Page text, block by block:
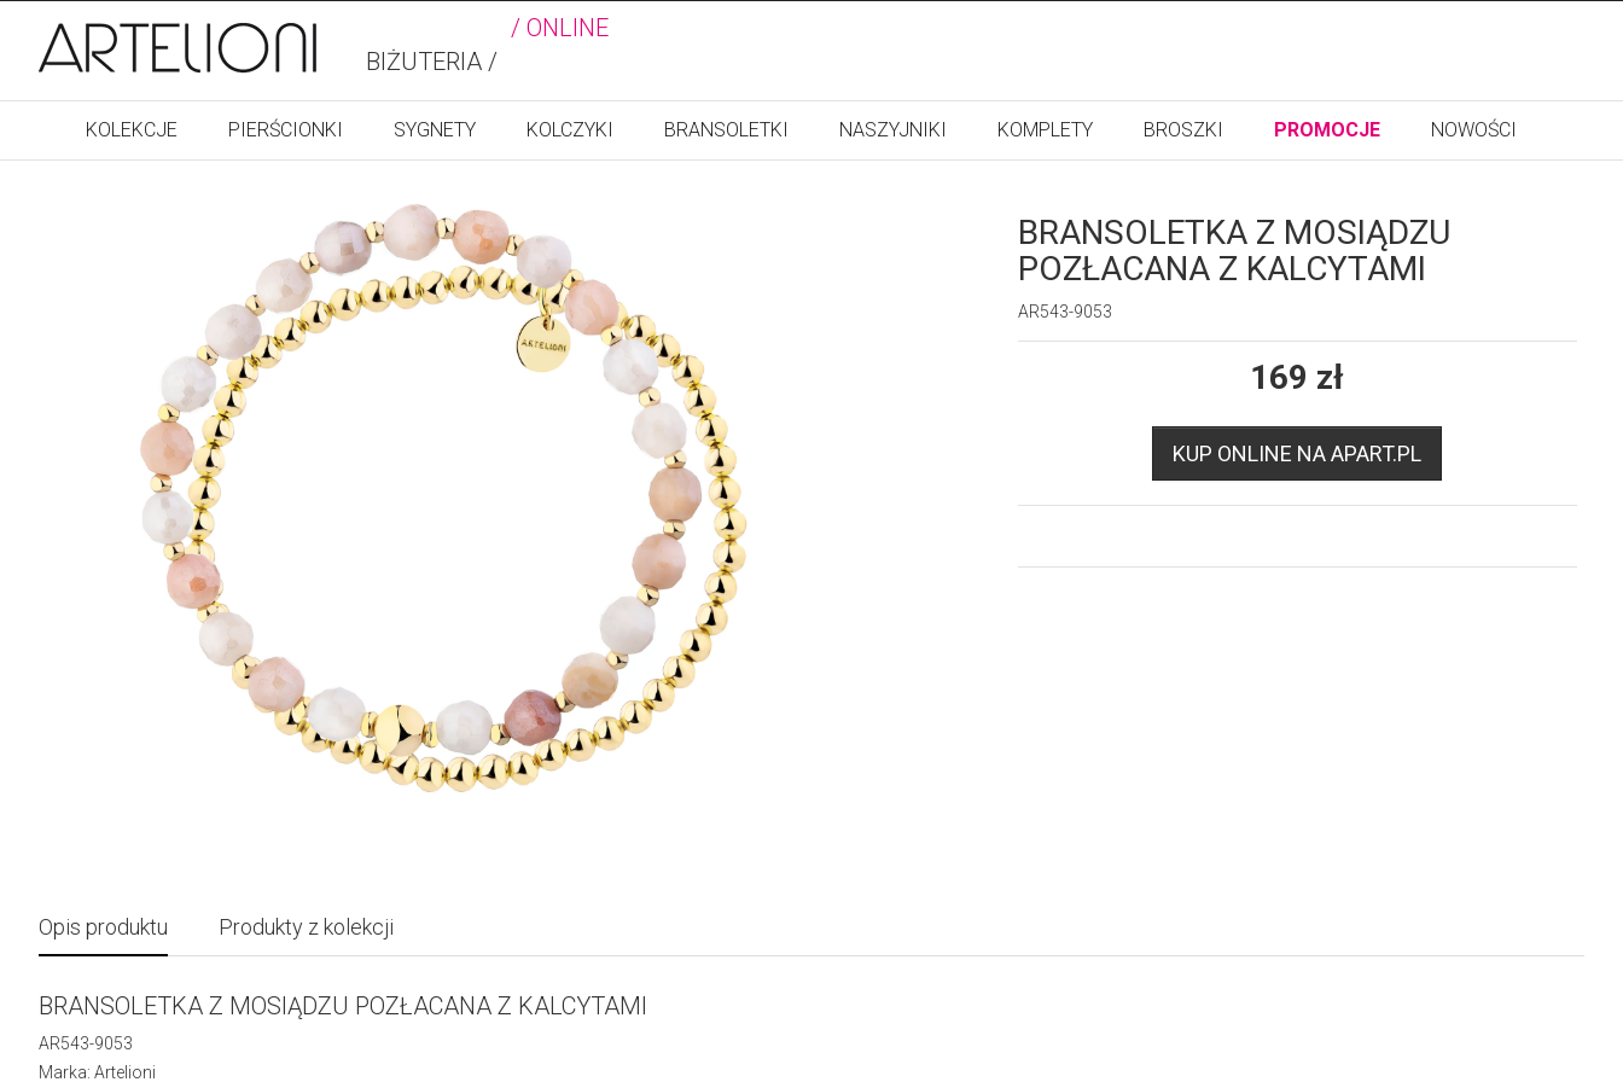
/ ONLINE
BIŻUTERIA /
KOLEKCJE PIERŚCIONKI SYGNETY KOLCZYKI BRANSOLETKI NASZYJNIKI KOMPLETY BROSZKI PROMOCJE NOWOŚCI
BRANSOLETKA Z MOSIĄDZU
POZŁACANA Z KALCYTAMI
AR543-9053
169 zł
KUP ONLINE NA APART.PL
Opis produktu Produkty z kolekcji
BRANSOLETKA Z MOSIĄDZU POZŁACANA Z KALCYTAMI
AR543-9053
Marka: Artelioni